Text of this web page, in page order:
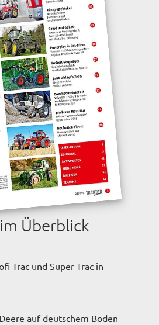
Überblick
Trac und Super Trac in
auf deutschem Boden